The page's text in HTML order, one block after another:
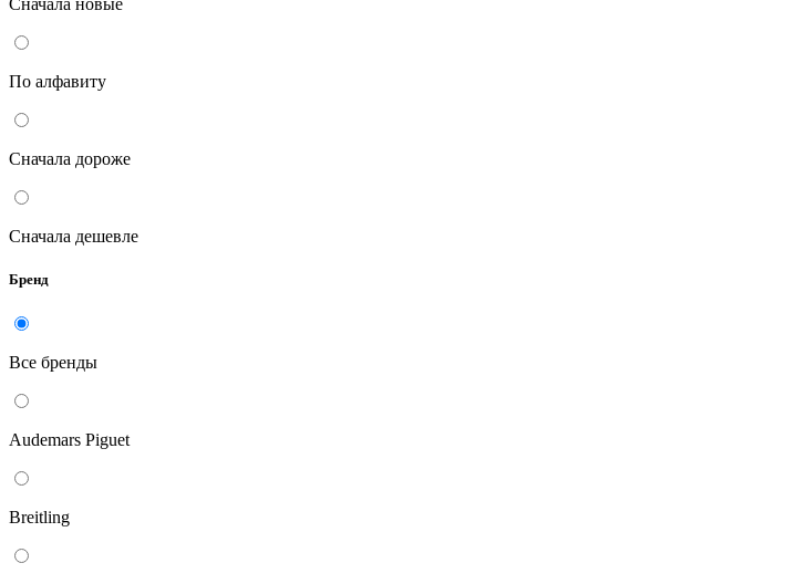
По алфавиту
Сначала дороже
Сначала дешевле
Бренд
Все бренды
Audemars Piguet
Breitling